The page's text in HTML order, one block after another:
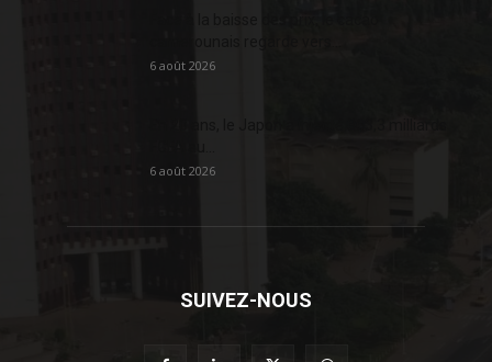
6 août 2026
6 août 2026
SUIVEZ-NOUS